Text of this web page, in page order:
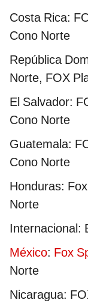
Costa Rica:
Cono Norte
República
Norte, FOX
El Salvador:
Cono Norte
Guatemala:
Cono Norte
Honduras:
Norte
Internacional:
México: Fox
Norte
Nicaragua: